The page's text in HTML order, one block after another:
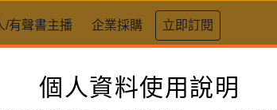
/有聲書主播 企業採購 立即訂閱
個人資料使用說明